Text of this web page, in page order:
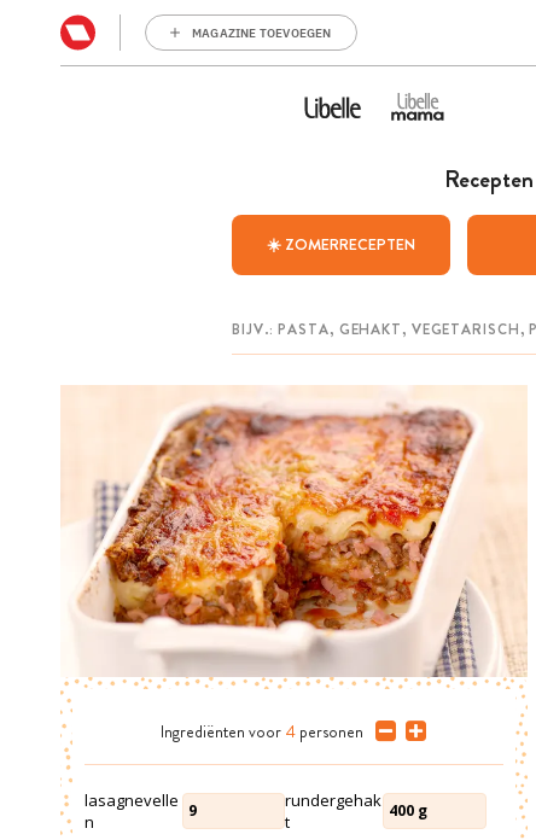
MAGAZINE TOEVOEGEN
Recepten
☀️ ZOMERRECEPTEN
Ingrediënten voor 4 personen
lasagnevelle
n
9
rundergehak
t
400 g